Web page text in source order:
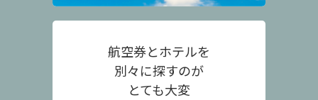
航空券とホテルを
別々に探すのが
とても大変